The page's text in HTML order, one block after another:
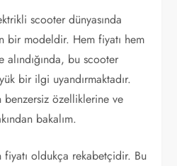
scooter dünyasında
bir modeldir. Hem fiyatı hem
bu scooter
bir ilgi uyandırmaktadır.
özelliklerine ve
bakalım.
oldukça rekabetçidir. Bu